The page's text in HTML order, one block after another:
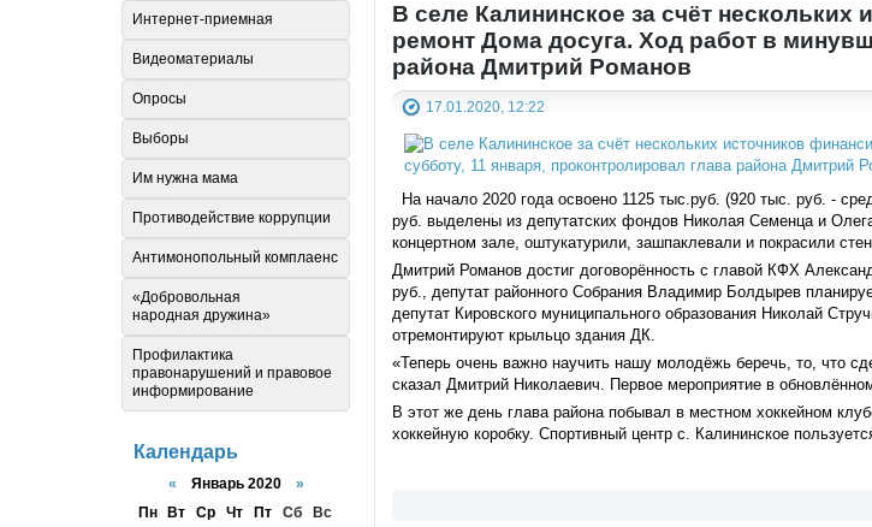
В селе Калининское за счёт
ремонт Дома досуга. Ход работ в
района Дмитрий Романов
17.01.2020, 12:22
На начало 2020 года освоено 1125 тыс.руб. (920 тыс. руб. -
руб. выделены из депутатских фондов Николая Семенца и
концертном зале, оштукатурили, зашпаклевали и покрасили
Дмитрий Романов достиг договорённость с главой КФХ
руб., депутат районного Собрания Владимир Болдырев
депутат Кировского муниципального образования Николай
отремонтируют крыльцо здания ДК.
«Теперь очень важно научить нашу молодёжь беречь, то, что
сказал Дмитрий Николаевич. Первое мероприятие в
В этот же день глава района побывал в местном хоккейном
хоккейную коробку. Спортивный центр с. Калининское
Интернет-приемная
Видеоматериалы
Опросы
Выборы
Им нужна мама
Противодействие коррупции
Антимонопольный комплаенс
«Добровольная
народная дружина»
Профилактика
правонарушений и правовое
информирование
Календарь
« Январь 2020 »
Пн
Вт Ср Чт Пт Сб
Вс